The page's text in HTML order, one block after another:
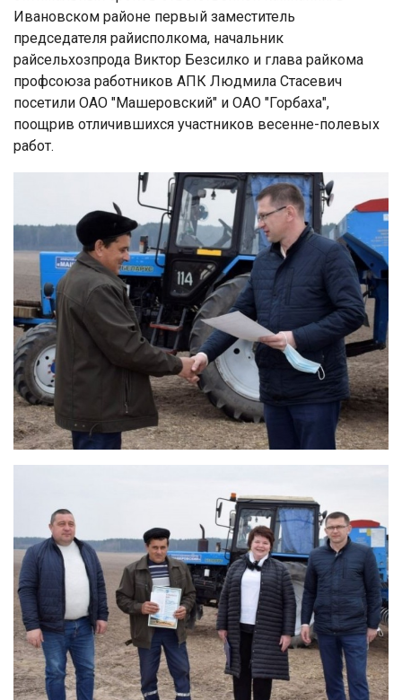
Ивановском районе первый заместитель
председателя райисполкома, начальник
райсельхозпрода Виктор Безсилко и глава райкома
профсоюза работников АПК Людмила Стасевич
посетили ОАО "Машеровский" и ОАО "Горбаха",
поощрив отличившихся участников весенне-полевых
работ.